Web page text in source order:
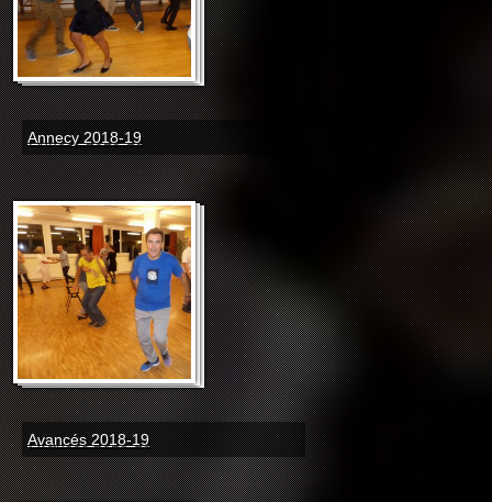
Annecy 2018-19
Avancés 2018-19